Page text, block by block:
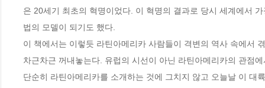
은 20세기 최초의 혁명이었다. 이 혁명의 결과로 당시 세계에서
법의 모델이 되기도 했다.
이 책에서는 이렇듯 라틴아메리카 사람들이 격변의 역사 속에서
차근차근 꺼내놓는다. 유럽의 시선이 아닌 라틴아메리카의 관점
단순히 라틴아메리카를 소개하는 것에 그치지 않고 오늘날 이 대